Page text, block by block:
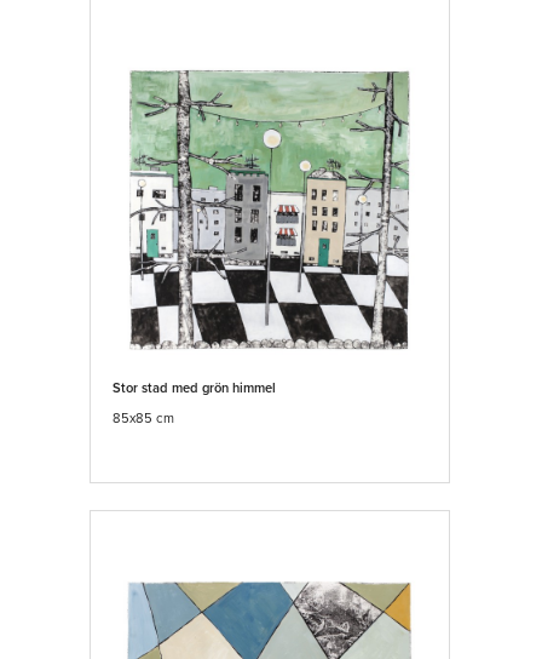
Stor stad med grön himmel
85x85 cm